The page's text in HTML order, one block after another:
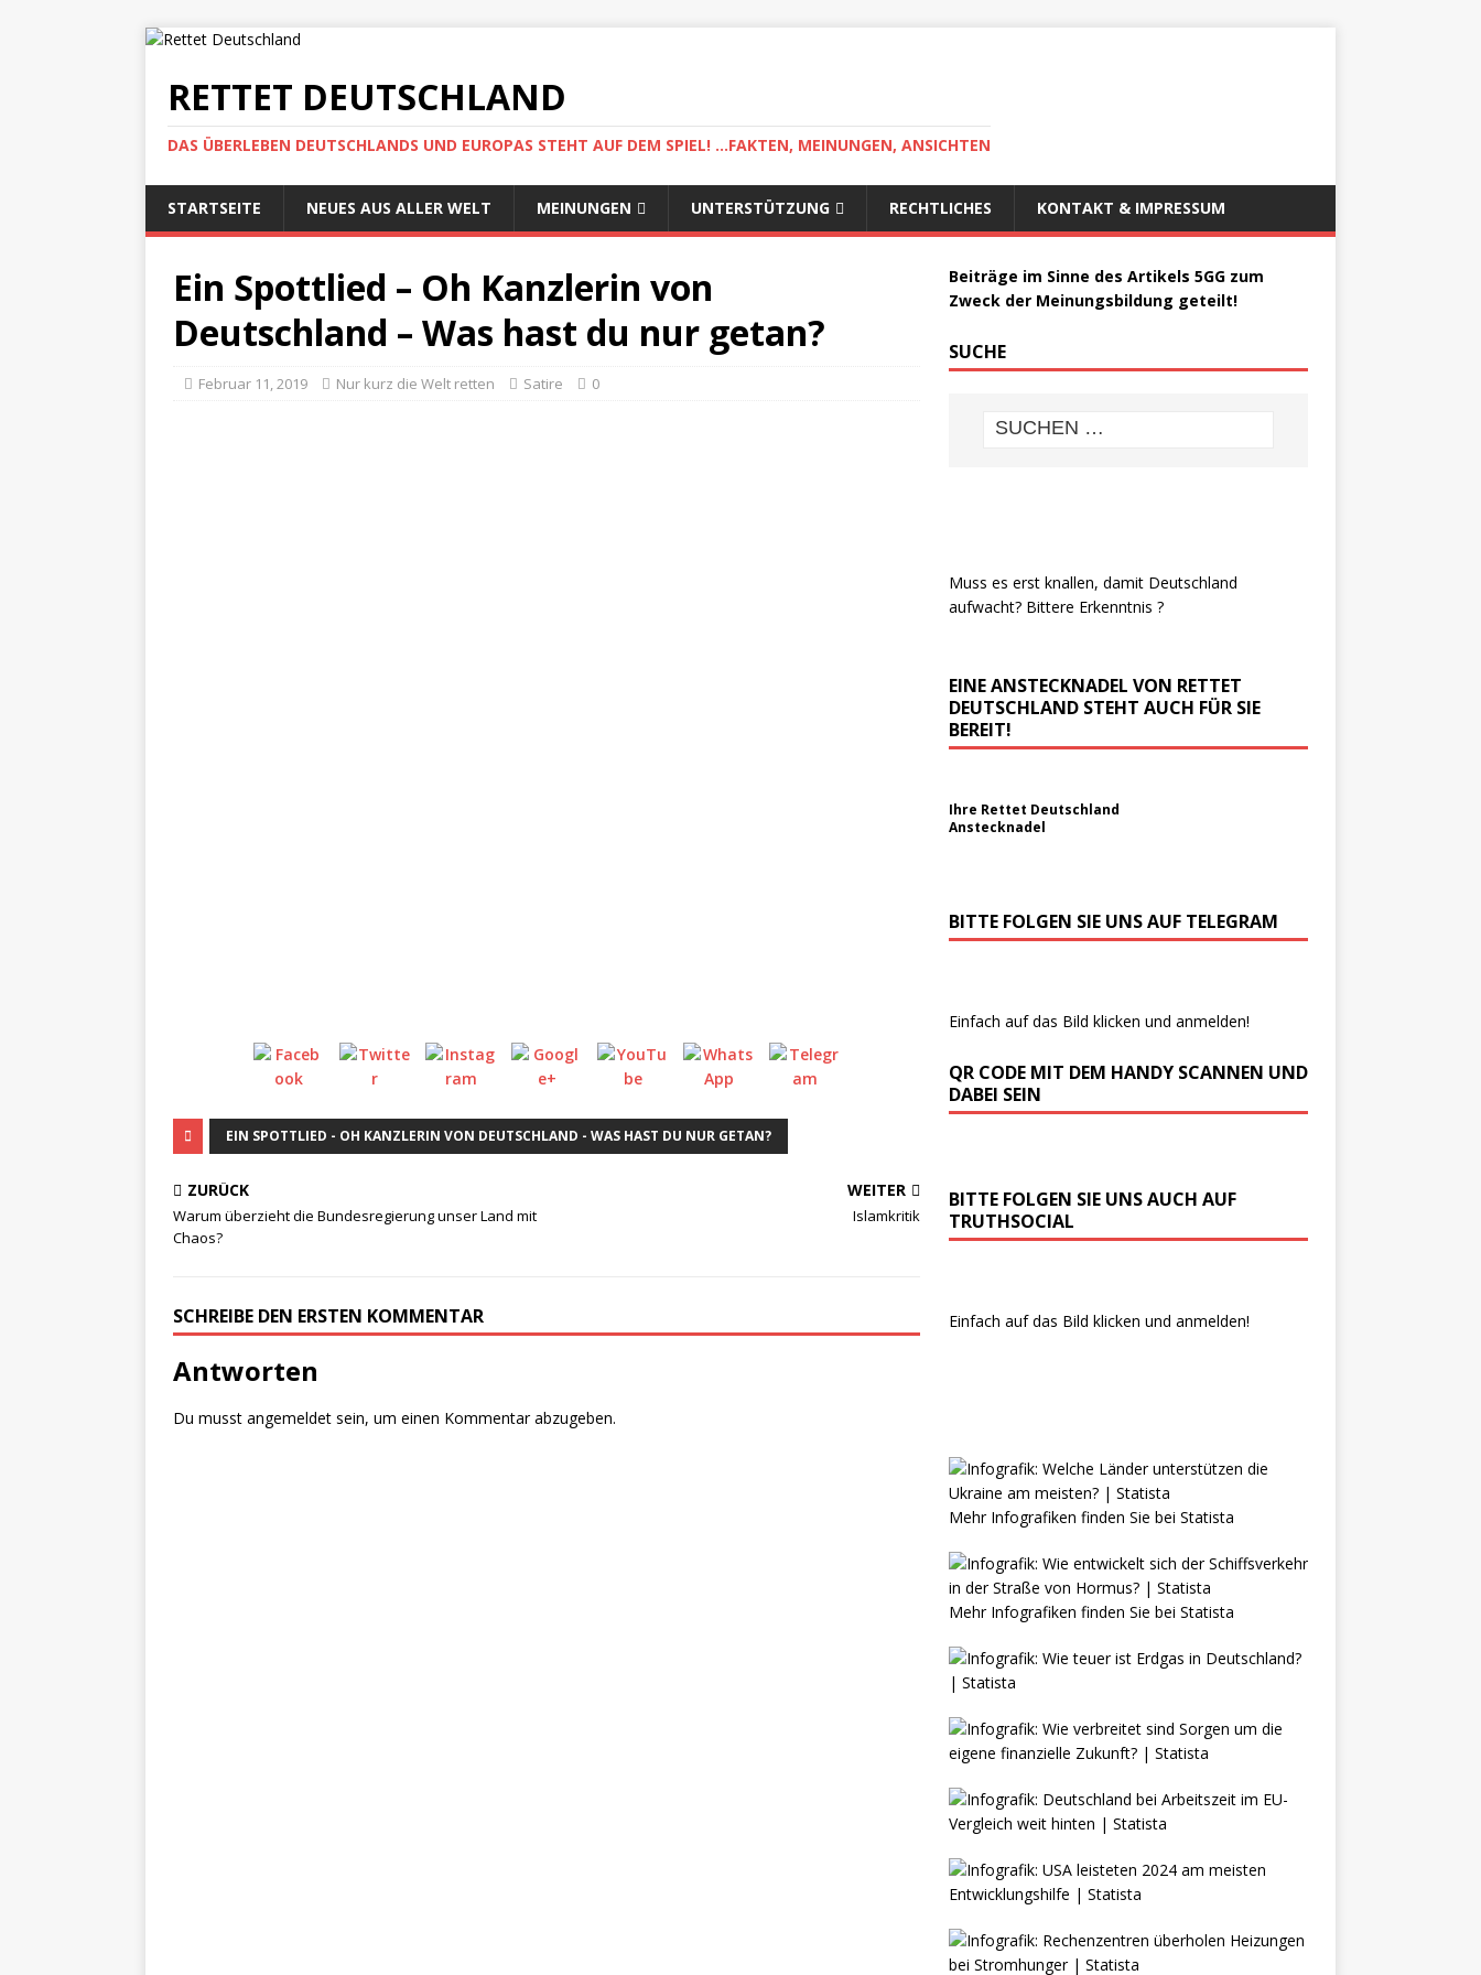
RETTET DEUTSCHLAND
DAS ÜBERLEBEN DEUTSCHLANDS UND EUROPAS STEHT AUF DEM SPIEL! ...FAKTEN, MEINUNGEN, ANSICHTEN
STARTSEITE NEUES AUS ALLER WELT MEINUNGEN UNTERSTÜTZUNG RECHTLICHES KONTAKT & IMPRESSUM
Ein Spottlied – Oh Kanzlerin von
Deutschland – Was hast du nur getan?
Februar 11, 2019 Nur kurz die Welt retten Satire 0
EIN SPOTTLIED - OH KANZLERIN VON DEUTSCHLAND - WAS HAST DU NUR GETAN?
ZURÜCK
Warum überzieht die Bundesregierung unser Land mit
Chaos?
WEITER
Islamkritik
SCHREIBE DEN ERSTEN KOMMENTAR
Antworten
Du musst angemeldet sein, um einen Kommentar abzugeben.
Beiträge im Sinne des Artikels 5GG zum
Zweck der Meinungsbildung geteilt!
SUCHE
Muss es erst knallen, damit Deutschland
aufwacht? Bittere Erkenntnis ?
EINE ANSTECKNADEL VON RETTET
DEUTSCHLAND STEHT AUCH FÜR SIE
BEREIT!
Ihre Rettet Deutschland
Anstecknadel
BITTE FOLGEN SIE UNS AUF TELEGRAM
Einfach auf das Bild klicken und anmelden!
QR CODE MIT DEM HANDY SCANNEN UND
DABEI SEIN
BITTE FOLGEN SIE UNS AUCH AUF
TRUTHSOCIAL
Einfach auf das Bild klicken und anmelden!
Mehr Infografiken finden Sie bei Statista
Mehr Infografiken finden Sie bei Statista